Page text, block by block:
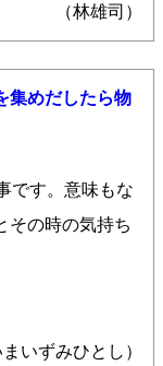
（林雄司）
集めだしたら物
です。意味もな
その時の気持ち
まいずみひとし）